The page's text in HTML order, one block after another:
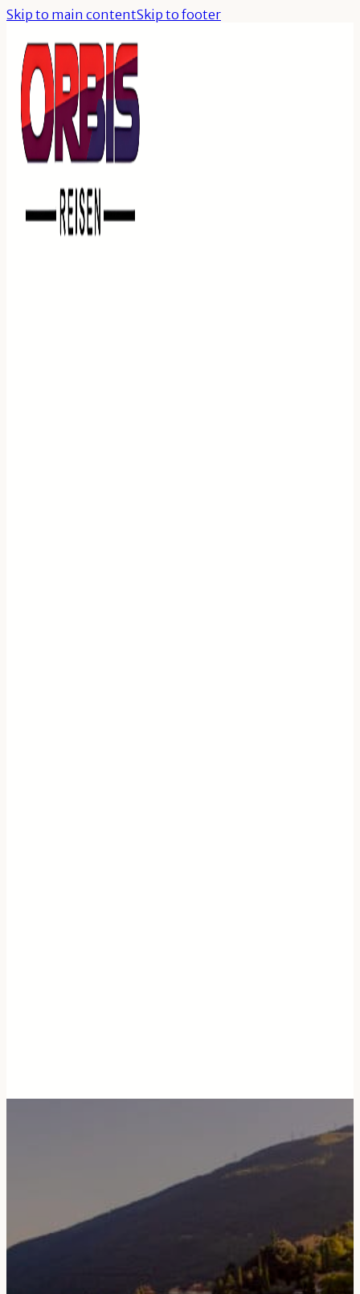
Skip to main contentSkip to footer